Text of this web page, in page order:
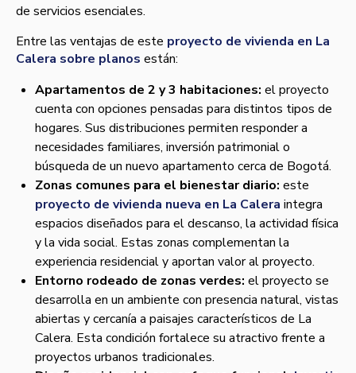
de servicios esenciales.
Entre las ventajas de este proyecto de vivienda en La
Calera sobre planos están:
Apartamentos de 2 y 3 habitaciones: el proyecto
cuenta con opciones pensadas para distintos tipos de
hogares. Sus distribuciones permiten responder a
necesidades familiares, inversión patrimonial o
búsqueda de un nuevo apartamento cerca de Bogotá.
Zonas comunes para el bienestar diario: este
proyecto de vivienda nueva en La Calera integra
espacios diseñados para el descanso, la actividad física
y la vida social. Estas zonas complementan la
experiencia residencial y aportan valor al proyecto.
Entorno rodeado de zonas verdes: el proyecto se
desarrolla en un ambiente con presencia natural, vistas
abiertas y cercanía a paisajes característicos de La
Calera. Esta condición fortalece su atractivo frente a
proyectos urbanos tradicionales.